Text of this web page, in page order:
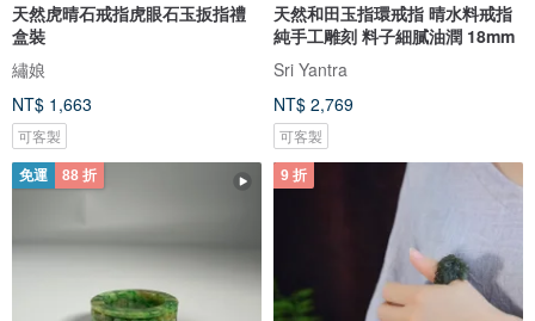
天然虎晴石戒指虎眼石玉扳指禮
盒裝
繡娘
NT$ 1,663
可客製
天然和田玉指環戒指 晴水料戒指
純手工雕刻 料子細膩油潤 18mm
Sri Yantra
NT$ 2,769
可客製
免運 88 折 9 折